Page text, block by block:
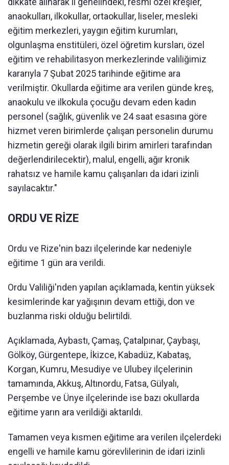
anaokulları, ilkokullar, ortaokullar, liseler, mesleki
eğitim merkezleri, yaygın eğitim kurumları,
olgunlaşma enstitüleri, özel öğretim kursları, özel
eğitim ve rehabilitasyon merkezlerinde valiliğimiz
kararıyla 7 Şubat 2025 tarihinde eğitime ara
verilmiştir. Okullarda eğitime ara verilen günde kreş,
anaokulu ve ilkokula çocuğu devam eden kadın
personel (sağlık, güvenlik ve 24 saat esasına göre
hizmet veren birimlerde çalışan personelin durumu
hizmetin gereği olarak ilgili birim amirleri tarafından
değerlendirilecektir), malul, engelli, ağır kronik
rahatsız ve hamile kamu çalışanları da idari izinli
sayılacaktır."
ORDU VE RİZE
Ordu ve Rize'nin bazı ilçelerinde kar nedeniyle
eğitime 1 gün ara verildi.
Ordu Valiliği'nden yapılan açıklamada, kentin yüksek
kesimlerinde kar yağışının devam ettiği, don ve
buzlanma riski olduğu belirtildi.
Açıklamada, Aybastı, Çamaş, Çatalpınar, Çaybaşı,
Gölköy, Gürgentepe, İkizce, Kabadüz, Kabataş,
Korgan, Kumru, Mesudiye ve Ulubey ilçelerinin
tamamında, Akkuş, Altınordu, Fatsa, Gülyalı,
Perşembe ve Ünye ilçelerinde ise bazı okullarda
eğitime yarın ara verildiği aktarıldı.
Tamamen veya kısmen eğitime ara verilen ilçelerdeki
engelli ve hamile kamu görevlilerinin de idari izinli